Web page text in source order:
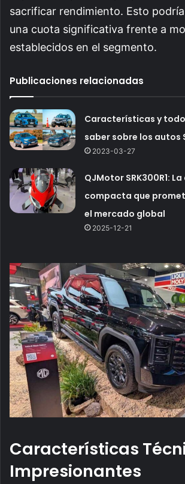
sacrificar rendimiento. Esto
una cuota significativa frente a
establecidos en el segmento.
Publicaciones relacionadas
Características y
saber sobre los autos
2023-03-27
QJMotor SRK300R1:
compacta que
el mercado global
2025-12-21
Características
Impresionantes